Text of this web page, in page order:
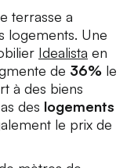
terrasse a
logements. Une
Idealista en
de 36% le
à des biens
des logements
le prix de